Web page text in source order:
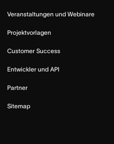
Veranstaltungen und Webinare
Projektvorlagen
Customer Success
Entwickler und API
Partner
Sitemap